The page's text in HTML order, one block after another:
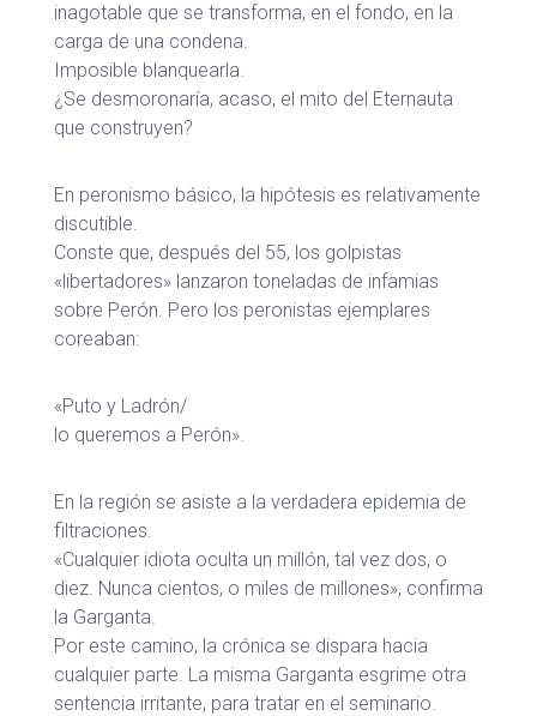
inagotable que se transforma, en el fondo, en la
carga de una condena.
Imposible blanquearla.
¿Se desmoronaría, acaso, el mito del Eternauta
que construyen?
En peronismo básico, la hipótesis es relativamente
discutible.
Conste que, después del 55, los golpistas
«libertadores» lanzaron toneladas de infamias
sobre Perón. Pero los peronistas ejemplares
coreaban:
«Puto y Ladrón/
lo queremos a Perón».
En la región se asiste a la verdadera epidemia de
filtraciones.
«Cualquier idiota oculta un millón, tal vez dos, o
diez. Nunca cientos, o miles de millones», confirma
la Garganta.
Por este camino, la crónica se dispara hacia
cualquier parte. La misma Garganta esgrime otra
sentencia irritante, para tratar en el seminario.